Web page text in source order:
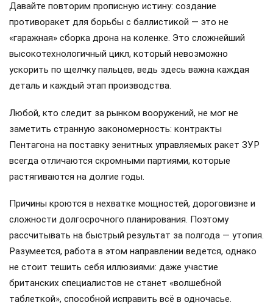
Давайте повторим прописную истину: создание
противоракет для борьбы с баллистикой — это не
«гаражная» сборка дрона на коленке. Это сложнейший
высокотехнологичный цикл, который невозможно
ускорить по щелчку пальцев, ведь здесь важна каждая
деталь и каждый этап производства.
Любой, кто следит за рынком вооружений, не мог не
заметить странную закономерность: контракты
Пентагона на поставку зенитных управляемых ракет ЗУР
всегда отличаются скромными партиями, которые
растягиваются на долгие годы.
Причины кроются в нехватке мощностей, дороговизне и
сложности долгосрочного планирования. Поэтому
рассчитывать на быстрый результат за полгода — утопия.
Разумеется, работа в этом направлении ведется, однако
не стоит тешить себя иллюзиями: даже участие
британских специалистов не станет «волшебной
таблеткой», способной исправить всё в одночасье.